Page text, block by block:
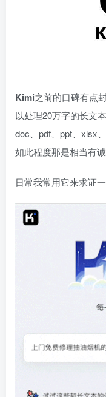
Kimi之前的口碑有点
以处理20万字的长文
doc、pdf、ppt、xlsx
如此程度那是相当有诚
日常我常用它来求证